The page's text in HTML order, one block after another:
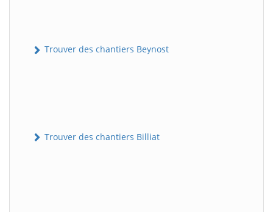
Trouver des chantiers Beynost
Trouver des chantiers Billiat